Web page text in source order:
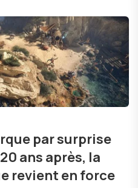
par surprise
ans après, la
revient en force